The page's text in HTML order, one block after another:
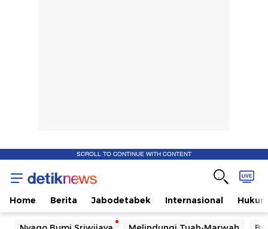
SCROLL TO CONTINUE WITH CONTENT
Home Berita Jabodetabek Internasional Hukum